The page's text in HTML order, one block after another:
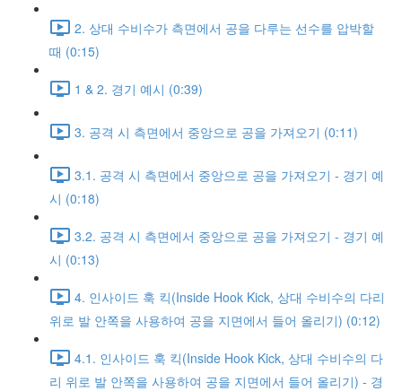
2. 상대 수비수가 측면에서 공을 다루는 선수를 압박할
때 (0:15)
1 & 2. 경기 예시 (0:39)
3. 공격 시 측면에서 중앙으로 공을 가져오기 (0:11)
3.1. 공격 시 측면에서 중앙으로 공을 가져오기 - 경기 예
시 (0:18)
3.2. 공격 시 측면에서 중앙으로 공을 가져오기 - 경기 예
시 (0:13)
4. 인사이드 훅 킥(Inside Hook Kick, 상대 수비수의 다리
위로 발 안쪽을 사용하여 공을 지면에서 들어 올리기) (0:12)
4.1. 인사이드 훅 킥(Inside Hook Kick, 상대 수비수의 다
리 위로 발 안쪽을 사용하여 공을 지면에서 들어 올리기) - 경